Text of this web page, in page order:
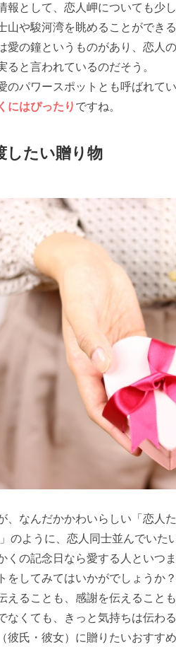
報として、恋人岬についても少
山や駿河湾を眺めることができ
愛の鐘というものがあり、恋人
ると言われているのだそう。
のパワースポットとも呼ばれてい
にはぴったり ですね。
たい贈り物
、なんだかかわいらしい「恋人た
のように、恋人同士並んでいた
くの記念日なら愛する人といつ
をしてみてはいかがでしょうか？
えることも、感謝を伝えること
なくても、きっと気持ちは伝わる
彼氏・彼女）に贈りたいおすす